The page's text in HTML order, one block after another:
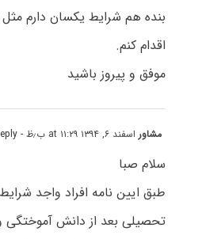
اقدام کنم.
موفق و پیروز باشید
مشاوراسفند ۶, ۱۳۹۴ at ۱۱:۲۹ ب٫ظ - Reply
سلام صبا
طبق ایین نامه افراد واجد
تحصیلی بعد از دانش آموختگی